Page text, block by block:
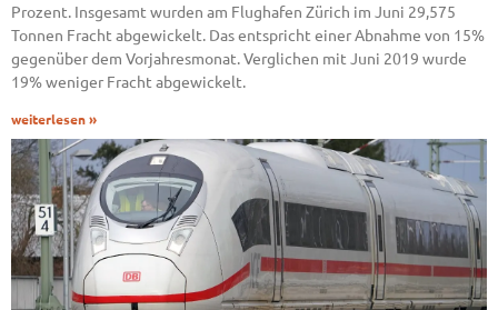
Prozent. Insgesamt wurden am Flughafen Zürich im Juni 29,575
Tonnen Fracht abgewickelt. Das entspricht einer Abnahme von 15%
gegenüber dem Vorjahresmonat. Verglichen mit Juni 2019 wurde
19% weniger Fracht abgewickelt.
weiterlesen »